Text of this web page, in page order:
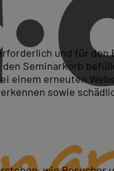
und für
den Seminarkorb
einem erneuten
sowie